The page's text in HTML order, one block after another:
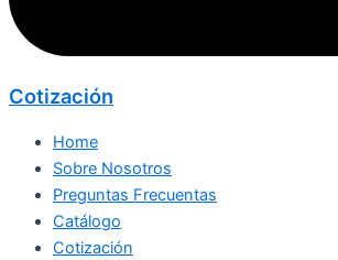
Cotización
Home
Sobre Nosotros
Preguntas Frecuentas
Catálogo
Cotización